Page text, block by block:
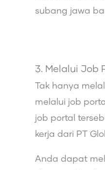
subang jawa
3. Melalui Job
Tak hanya
melalui job
job portal
kerja dari PT
Anda dapat